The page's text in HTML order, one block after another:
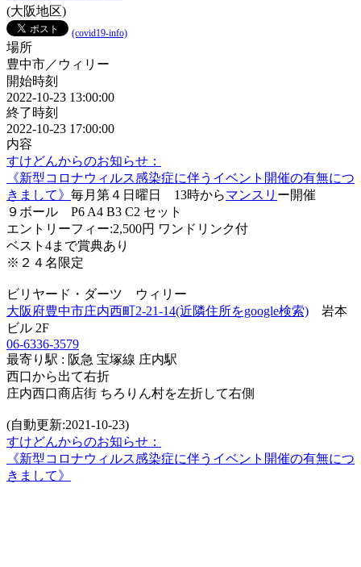
(大阪地区)
(covid19-info)
場所
豊中市／ウィリー
開始時刻
2022-10-23 13:00:00
終了時刻
2022-10-23 17:00:00
内容
すけどんからのお知らせ：
《新型コロナウィルス感染症に伴うイベント開催の有無につ
きまして》 毎月第４日曜日 13時からマンスリ ー開催
９ボール P6 A4 B3 C2 セット
エントリーフィー:2,500円 ワンドリンク付
ベスト4まで賞典あり
※２４名限定
ビリヤード・ダーツ ウィリー
大阪府豊中市庄内西町2-21-14(近隣住所をgoogle検索) 岩本
ビル 2F
06-6336-3579
最寄り駅 : 阪急 宝塚線 庄内駅
西口から出て右折
庄内西口商店街 ちろりん村を左折して右側
(自動更新:2021-10-23)
すけどんからのお知らせ：
《新型コロナウィルス感染症に伴うイベント開催の有無につ
きまして》